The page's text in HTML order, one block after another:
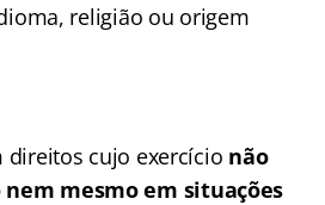
religião ou origem
direitos cujo exercício não
nem mesmo em situações